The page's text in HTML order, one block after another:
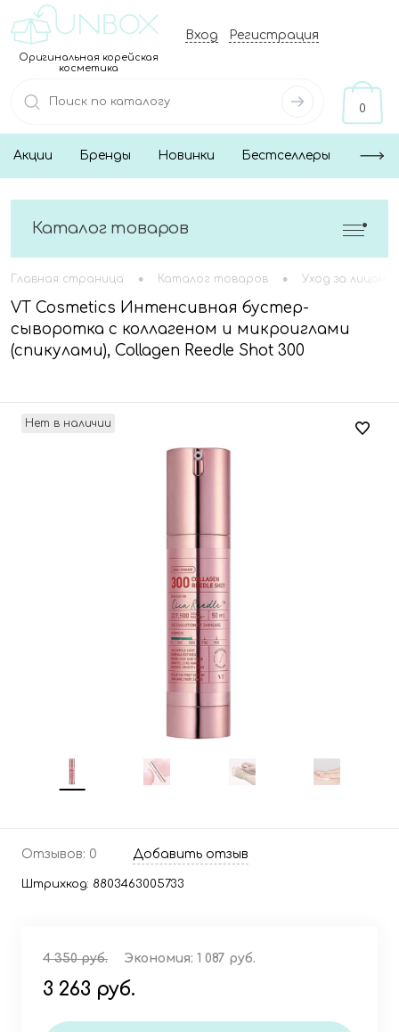
Оригинальная корейская
косметика
Вход Регистрация
0
Акции Бренды Новинки Бестселлеры
Каталог товаров
Главная страница • Каталог товаров • Уход за лицом
VT Cosmetics Интенсивная бустер-
сыворотка с коллагеном и микроиглами
(спикулами), Collagen Reedle Shot 300
Нет в наличии
Отзывов: 0 Добавить отзыв
Штрихкод: 8803463005733
4 350 руб. Экономия: 1 087 руб.
3 263 руб.